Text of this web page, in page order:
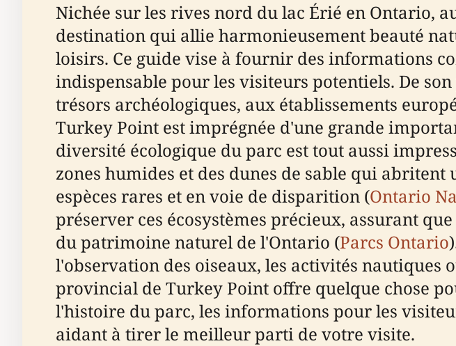
Nichée sur les rives nord du lac Érié en Ontario,
destination qui allie harmonieusement beauté
loisirs. Ce guide vise à fournir des informations
indispensable pour les visiteurs potentiels. De
trésors archéologiques, aux établissements
Turkey Point est imprégnée d'une grande
diversité écologique du parc est tout aussi
zones humides et des dunes de sable qui
espèces rares et en voie de disparition (Ontario
préserver ces écosystèmes précieux, assurant
du patrimoine naturel de l'Ontario (Parcs Ontario
l'observation des oiseaux, les activités
provincial de Turkey Point offre quelque chose
l'histoire du parc, les informations pour les
aidant à tirer le meilleur parti de votre visite.